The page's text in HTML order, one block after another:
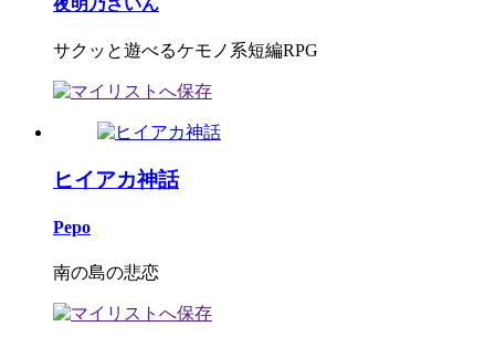
夜明乃さいん
サクッと遊べるケモノ系短編RPG
ヒイアカ神話
Pepo
南の島の悲恋